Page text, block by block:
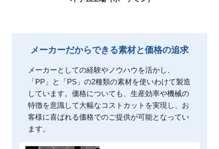
メーカーだからできる素材と価格の追求
メーカーとしての経験やノウハウを活かし、
「PP」と「PS」の2種類の素材を使いわけて製造
しています。価格についても、生産効率や機械の
特徴を意識して大幅なコストカットを実現し、お
客様に喜ばれる価格でのご提供が可能となってい
ます。